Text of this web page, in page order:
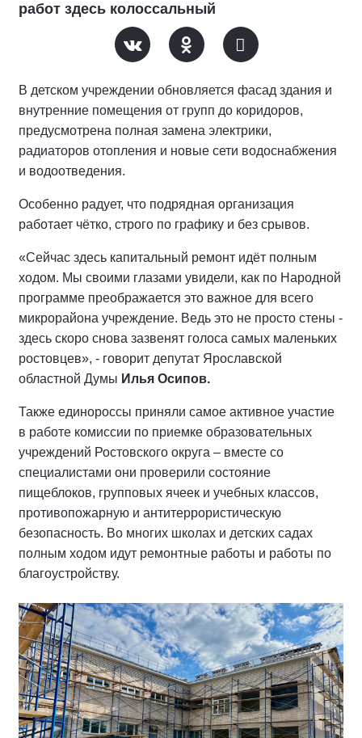
работ здесь колоссальный
В детском учреждении обновляется фасад здания и
внутренние помещения от групп до коридоров,
предусмотрена полная замена электрики,
радиаторов отопления и новые сети водоснабжения
и водоотведения.
Особенно радует, что подрядная организация
работает чётко, строго по графику и без срывов.
«Сейчас здесь капитальный ремонт идёт полным
ходом. Мы своими глазами увидели, как по Народной
программе преображается это важное для всего
микрорайона учреждение. Ведь это не просто стены -
здесь скоро снова зазвенят голоса самых маленьких
ростовцев», - говорит депутат Ярославской
областной Думы Илья Осипов.
Также единороссы приняли самое активное участие
в работе комиссии по приемке образовательных
учреждений Ростовского округа – вместе со
специалистами они проверили состояние
пищеблоков, групповых ячеек и учебных классов,
противопожарную и антитеррористическую
безопасность. Во многих школах и детских садах
полным ходом идут ремонтные работы и работы по
благоустройству.